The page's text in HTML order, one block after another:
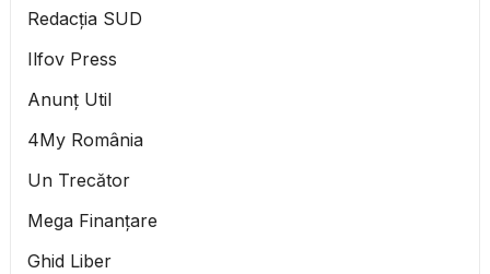
Redacția SUD
Ilfov Press
Anunț Util
4My România
Un Trecător
Mega Finanțare
Ghid Liber